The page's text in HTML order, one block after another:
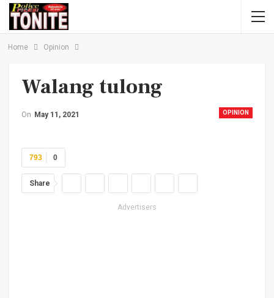
Home Opinion
Walang tulong
OPINION
On May 11, 2021
0
793
Share
Advertisers